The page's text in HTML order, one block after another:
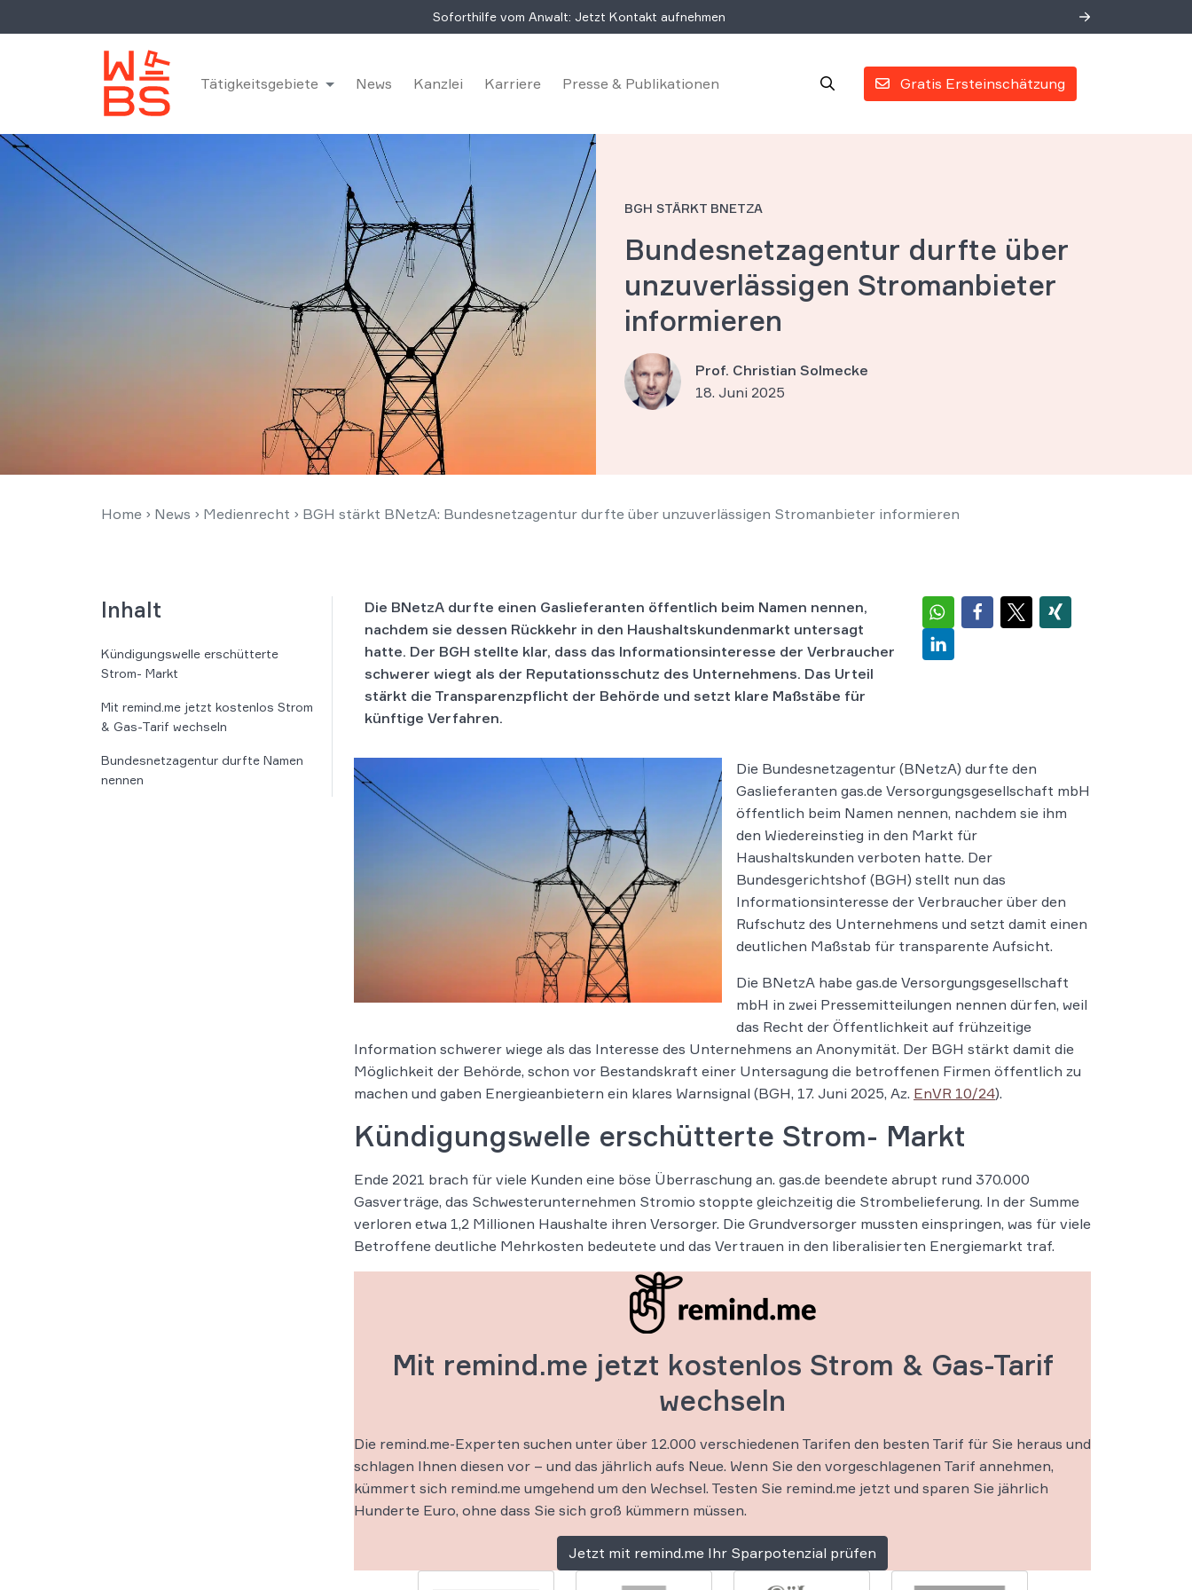
Soforthilfe vom Anwalt: Jetzt Kontakt aufnehmen
Gratis Ersteinschätzung
Tätigkeitsgebiete News Kanzlei Karriere Presse & Publikationen
BGH STÄRKT BNETZA
Bundesnetzagentur durfte über
unzuverlässigen Stromanbieter
informieren
Prof. Christian Solmecke
18. Juni 2025
Home › News › Medienrecht › BGH stärkt BNetzA: Bundesnetzagentur durfte über unzuverlässigen Stromanbieter informieren
Inhalt
Kündigungswelle erschütterte
Strom- Markt
Mit remind.me jetzt kostenlos Strom
& Gas-Tarif wechseln
Bundesnetzagentur durfte Namen
nennen
Die BNetzA durfte einen Gaslieferanten öffentlich beim Namen nennen,
nachdem sie dessen Rückkehr in den Haushaltskundenmarkt untersagt
hatte. Der BGH stellte klar, dass das Informationsinteresse der Verbraucher
schwerer wiegt als der Reputationsschutz des Unternehmens. Das Urteil
stärkt die Transparenzpflicht der Behörde und setzt klare Maßstäbe für
künftige Verfahren.
Die Bundesnetzagentur (BNetzA) durfte den
Gaslieferanten gas.de Versorgungsgesellschaft mbH
öffentlich beim Namen nennen, nachdem sie ihm
den Wiedereinstieg in den Markt für
Haushaltskunden verboten hatte. Der
Bundesgerichtshof (BGH) stellt nun das
Informationsinteresse der Verbraucher über den
Rufschutz des Unternehmens und setzt damit einen
deutlichen Maßstab für transparente Aufsicht.
Die BNetzA habe gas.de Versorgungsgesellschaft
mbH in zwei Pressemitteilungen nennen dürfen, weil
das Recht der Öffentlichkeit auf frühzeitige
Information schwerer wiege als das Interesse des Unternehmens an Anonymität. Der BGH stärkt damit die
Möglichkeit der Behörde, schon vor Bestandskraft einer Untersagung die betroffenen Firmen öffentlich zu
machen und gaben Energieanbietern ein klares Warnsignal (BGH, 17. Juni 2025, Az. EnVR 10/24).
Kündigungswelle erschütterte Strom- Markt
Ende 2021 brach für viele Kunden eine böse Überraschung an. gas.de beendete abrupt rund 370.000
Gasverträge, das Schwesterunternehmen Stromio stoppte gleichzeitig die Strombelieferung. In der Summe
verloren etwa 1,2 Millionen Haushalte ihren Versorger. Die Grundversorger mussten einspringen, was für viele
Betroffene deutliche Mehrkosten bedeutete und das Vertrauen in den liberalisierten Energiemarkt traf.
Mit remind.me jetzt kostenlos Strom & Gas-Tarif
wechseln
Die remind.me-Experten suchen unter über 12.000 verschiedenen Tarifen den besten Tarif für Sie heraus und
schlagen Ihnen diesen vor – und das jährlich aufs Neue. Wenn Sie den vorgeschlagenen Tarif annehmen,
kümmert sich remind.me umgehend um den Wechsel. Testen Sie remind.me jetzt und sparen Sie jährlich
Hunderte Euro, ohne dass Sie sich groß kümmern müssen.
Jetzt mit remind.me Ihr Sparpotenzial prüfen